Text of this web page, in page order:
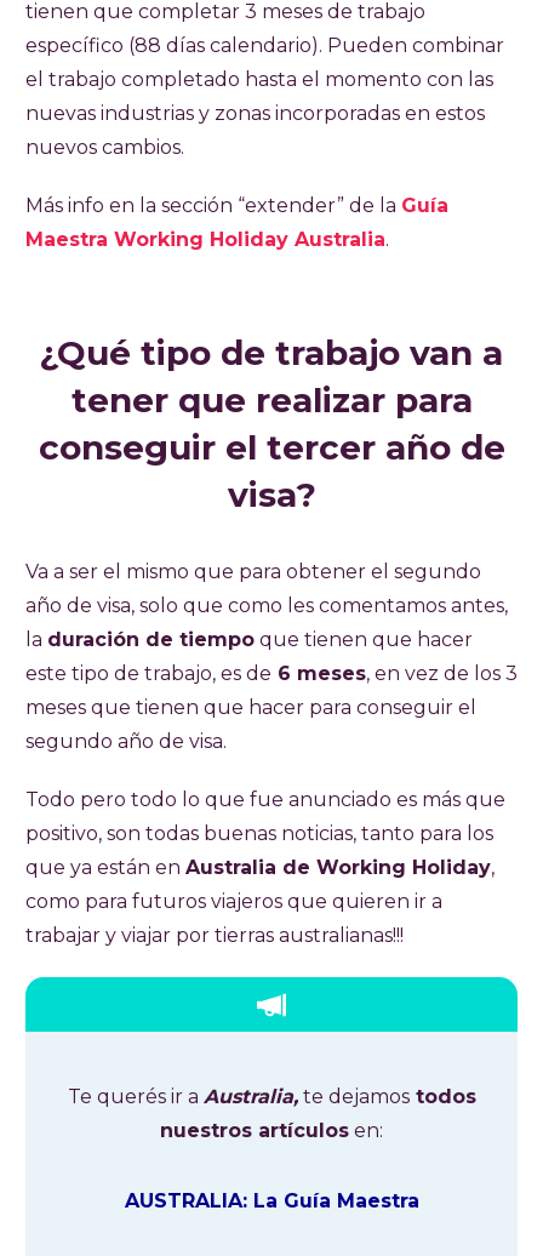
tienen que completar 3 meses de trabajo
específico (88 días calendario). Pueden combinar
el trabajo completado hasta el momento con las
nuevas industrias y zonas incorporadas en estos
nuevos cambios.
Más info en la sección “extender” de la Guía
Maestra Working Holiday Australia.
¿Qué tipo de trabajo van a
tener que realizar para
conseguir el tercer año de
visa?
Va a ser el mismo que para obtener el segundo
año de visa, solo que como les comentamos antes,
la duración de tiempo que tienen que hacer
este tipo de trabajo, es de 6 meses, en vez de los 3
meses que tienen que hacer para conseguir el
segundo año de visa.
Todo pero todo lo que fue anunciado es más que
positivo, son todas buenas noticias, tanto para los
que ya están en Australia de Working Holiday,
como para futuros viajeros que quieren ir a
trabajar y viajar por tierras australianas!!!
Te querés ir a Australia,te dejamostodos
nuestros artículos en:
AUSTRALIA: La Guía Maestra